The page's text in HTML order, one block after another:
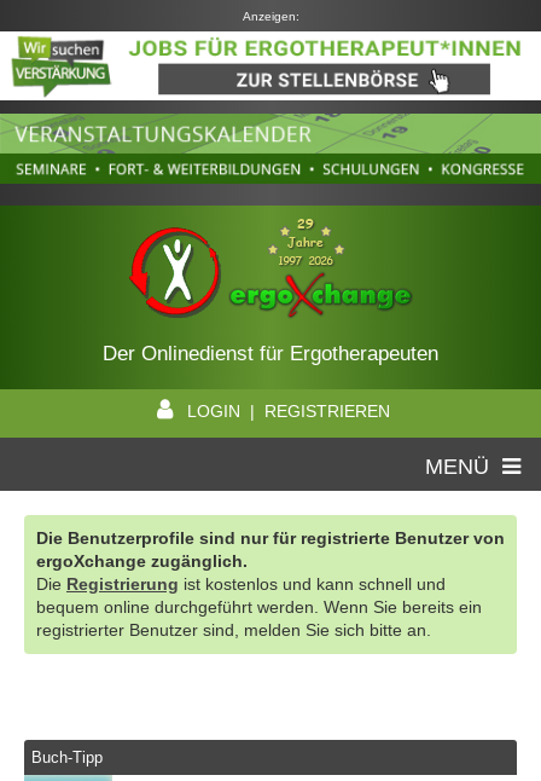
Anzeigen:
Der Onlinedienst für Ergotherapeuten
LOGIN | REGISTRIEREN
MENÜ
Die Benutzerprofile sind nur für registrierte Benutzer von
ergoXchange zugänglich.
Die Registrierung ist kostenlos und kann schnell und
bequem online durchgeführt werden. Wenn Sie bereits ein
registrierter Benutzer sind, melden Sie sich bitte an.
Buch-Tipp